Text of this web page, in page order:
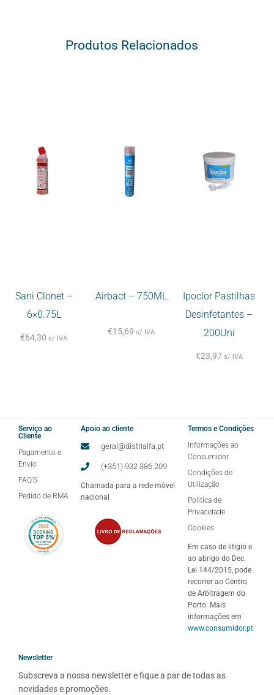
Produtos Relacionados
Sani Clonet –
6×0.75L
€64,30 s/ IVA
Airbact – 750ML
€15,69 s/ IVA
Ipoclor Pastilhas
Desinfetantes –
200Uni
€23,97 s/ IVA
Serviço ao
Cliente
Pagamento e
Envio
FAQ'S
Pedido de RMA
Apoio ao cliente
geral@distrialfa.pt
(+351) 932 386 209
Chamada para a rede móvel
nacional
Termos e Condições
Informações ao
Consumidor
Condições de
Utilização
Politíca de
Privacidade
Cookies
Em caso de litigio e
ao abrigo do Dec.
Lei 144/2015, pode
recorrer ao Centro
de Arbitragem do
Porto. Mais
informações em
www.consumidor.pt
Newsletter
Subscreva a nossa newsletter e fique a par de todas as
novidades e promoções.